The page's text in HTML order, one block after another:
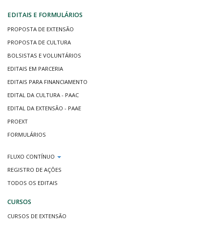
EDITAIS E FORMULÁRIOS
PROPOSTA DE EXTENSÃO
PROPOSTA DE CULTURA
BOLSISTAS E VOLUNTÁRIOS
EDITAIS EM PARCERIA
EDITAIS PARA FINANCIAMENTO
EDITAL DA CULTURA - PAAC
EDITAL DA EXTENSÃO - PAAE
PROEXT
FORMULÁRIOS
FLUXO CONTÍNUO
REGISTRO DE AÇÕES
TODOS OS EDITAIS
CURSOS
CURSOS DE EXTENSÃO